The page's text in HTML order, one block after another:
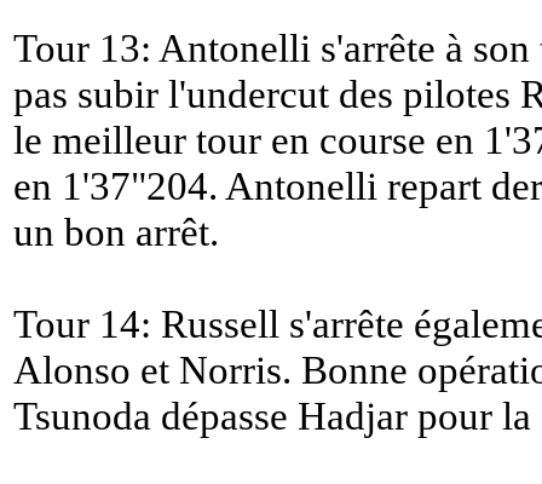
Tour 13: Antonelli s'arrête à
pas subir l'undercut des pilotes
le meilleur tour en course en
en 1'37"204. Antonelli repart
un bon arrêt.
Tour 14: Russell s'arrête
Alonso et Norris. Bonne
Tsunoda dépasse Hadjar pour